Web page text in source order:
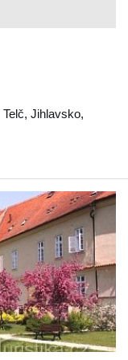
Telč, Jihlavsko,